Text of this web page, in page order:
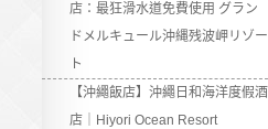
店：最狂滑水道免費使用 グラン
ドメルキュール沖縄残波岬リゾー
ト
【沖繩飯店】沖繩日和海洋度假酒
店｜Hiyori Ocean Resort